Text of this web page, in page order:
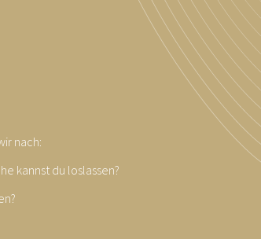
nach:
kannst du loslassen?